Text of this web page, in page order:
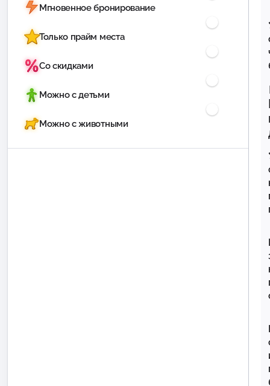
Мгновенное бронирование
Только прайм места
Со скидками
Можно с детьми
Можно с животными